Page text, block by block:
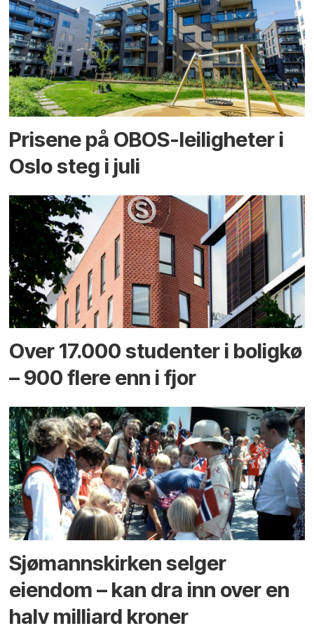
Prisene på OBOS-leiligheter i
Oslo steg i juli
Over 17.000 studenter i boligkø
– 900 flere enn i fjor
Sjømannskirken selger
eiendom – kan dra inn over en
halv milliard kroner